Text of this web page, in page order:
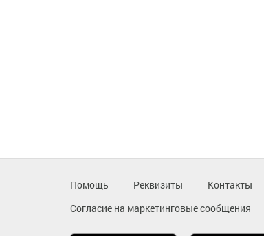
Помощь Реквизиты Контакты
Согласие на маркетинговые сообщения